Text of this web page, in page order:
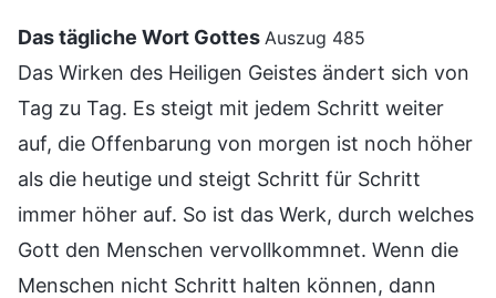
Das tägliche Wort Gottes Auszug 485
Das Wirken des Heiligen Geistes ändert sich von
Tag zu Tag. Es steigt mit jedem Schritt weiter
auf, die Offenbarung von morgen ist noch höher
als die heutige und steigt Schritt für Schritt
immer höher auf. So ist das Werk, durch welches
Gott den Menschen vervollkommnet. Wenn die
Menschen nicht Schritt halten können, dann